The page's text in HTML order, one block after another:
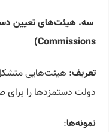
سه.هیئت‌های تعیین
Commissions)
تعریف: هیئت‌هایی متشکل
دولت دستمزدها را برای
نمونه‌ها: